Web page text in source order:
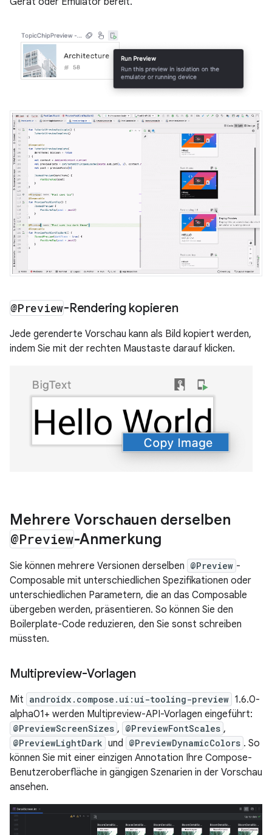
@Preview-Rendering kopieren
Jede gerenderte Vorschau kann als Bild kopiert werden,
indem Sie mit der rechten Maustaste darauf klicken.
Mehrere Vorschauen derselben
@Preview-Anmerkung
Sie können mehrere Versionen derselben @Preview -
Composable mit unterschiedlichen Spezifikationen oder
unterschiedlichen Parametern, die an das Composable
übergeben werden, präsentieren. So können Sie den
Boilerplate-Code reduzieren, den Sie sonst schreiben
müssten.
Multipreview-Vorlagen
Mit androidx.compose.ui:ui-tooling-preview 1.6.0-
alpha01+ werden Multipreview-API-Vorlagen eingeführt:
@PreviewScreenSizes , @PreviewFontScales ,
@PreviewLightDark und @PreviewDynamicColors . So
können Sie mit einer einzigen Annotation Ihre Compose-
Benutzeroberfläche in gängigen Szenarien in der Vorschau
ansehen.